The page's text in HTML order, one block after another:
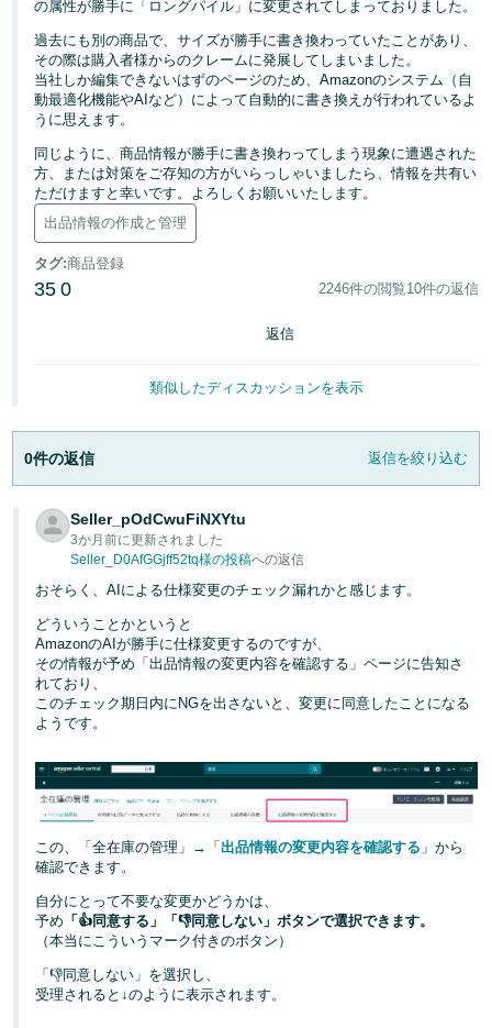
日
本
語
- ES
Français
- FR
Italiano
- IT
한
국
어
本
語
-
JP
English
- JP
っ
そ
く
め
の属性が勝手に「ロングパイル」に変更されてしまっておりました。
過去にも別の商品で、サイズが勝手に書き換わっていたことがあり、
その際は購入者様からのクレームに発展してしまいました。
当社しか編集できないはずのページのため、Amazonのシステム（自
動最適化機能やAIなど）によって自動的に書き換えが行われているよ
うに思えます。
同じように、商品情報が勝手に書き換わってしまう現象に遭遇された
方、または対策をご存知の方がいらっしゃいましたら、情報を共有い
ただけますと幸いです。よろしくお願いいたします。
出品情報の作成と管理
タグ:商品登録
35 0 2246件の閲覧10件の返信
返信
類似したディスカッションを表示
0件の返信 返信を絞り込む
Seller_pOdCwuFiNXYtu
3か月前に更新されました
Seller_D0AfGGjff52tq様の投稿への返信
おそらく、AIによる仕様変更のチェック漏れかと感じます。
どういうことかというと
AmazonのAIが勝手に仕様変更するのですが、
その情報が予め「出品情報の変更内容を確認する」ページに告知さ
れており、
このチェック期日内にNGを出さないと、変更に同意したことになる
ようです。
この、「全在庫の管理」→「出品情報の変更内容を確認する 」から
確認できます。
自分にとって不要な変更かどうかは、
予め 「👍同意する」「👎同意しない」ボタンで選択できます。
（本当にこういうマーク付きのボタン）
「👎同意しない」を選択し、
受理されると↓のように表示されます。